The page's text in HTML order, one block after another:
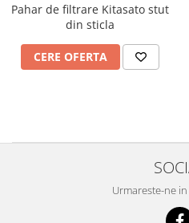
Pahar de filtrare Kitasato stut
din sticla
CERE OFERTA
Urmareste-ne